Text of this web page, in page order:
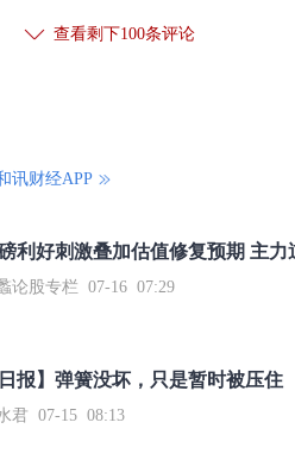
查看剩下100条评论
讯财经APP
论股专栏 07-16 07:29
日报】弹簧没坏，只是暂时被压住
君 07-15 08:13